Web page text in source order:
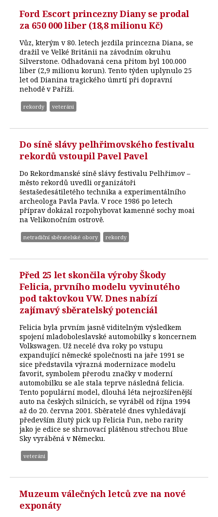
Ford Escort princezny Diany se prodal
za 650 000 liber (18,8 milionu Kč)
Vůz, kterým v 80. letech jezdila princezna Diana, se
dražil ve Velké Británii na závodním okruhu
Silverstone. Odhadovaná cena přitom byl 100.000
liber (2,9 milionu korun). Tento týden uplynulo 25
let od Dianina tragického úmrtí při dopravní
nehodě v Paříži.
rekordy veteráni
Do síně slávy pelhřimovského festivalu
rekordů vstoupil Pavel Pavel
Do Rekordmanské síně slávy festivalu Pelhřimov –
město rekordů uvedli organizátoři
šestašedesátiletého technika a experimentálního
archeologa Pavla Pavla. V roce 1986 po letech
příprav dokázal rozpohybovat kamenné sochy moai
na Velikonočním ostrově.
netradiční sběratelské obory rekordy
Před 25 let skončila výroby Škody
Felicia, prvního modelu vyvinutého
pod taktovkou VW. Dnes nabízí
zajímavý sběratelský potenciál
Felicia byla prvním jasně viditelným výsledkem
spojení mladoboleslavské automobilky s koncernem
Volkswagen. Už necelé dva roky po vstupu
expandující německé společnosti na jaře 1991 se
sice představila výrazná modernizace modelu
favorit, symbolem přerodu značky v moderní
automobilku se ale stala teprve následná felicia.
Tento populární model, dlouhá léta nejrozšířenější
auto na českých silnicích, se vyráběl od října 1994
až do 20. června 2001. Sběratelé dnes vyhledávají
především žlutý pick up Felicia Fun, nebo rarity
jako je edice se shrnovací plátěnou střechou Blue
Sky vyráběná v Německu.
veteráni
Muzeum válečných letců zve na nové
exponáty